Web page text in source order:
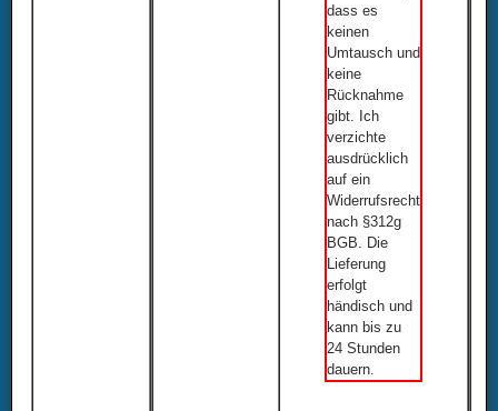
dass es
keinen
Umtausch und
keine
Rücknahme
gibt. Ich
verzichte
ausdrücklich
auf ein
Widerrufsrecht
nach §312g
BGB. Die
Lieferung
erfolgt
händisch und
kann bis zu
24 Stunden
dauern.